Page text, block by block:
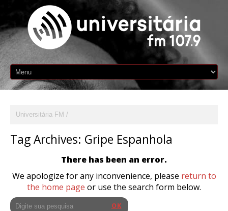
Universitária FM
Tag Archives: Gripe Espanhola
There has been an error.
We apologize for any inconvenience, please return to
the home page or use the search form below.